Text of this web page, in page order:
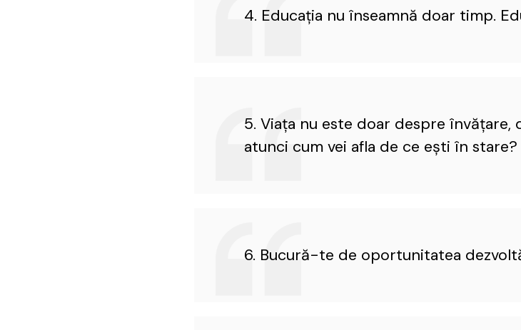
4. Educaţia nu înseamnă doar timp.
5. Viaţa nu este doar despre
atunci cum vei afla de ce eşti în stare?
6. Bucură-te de oportunitatea